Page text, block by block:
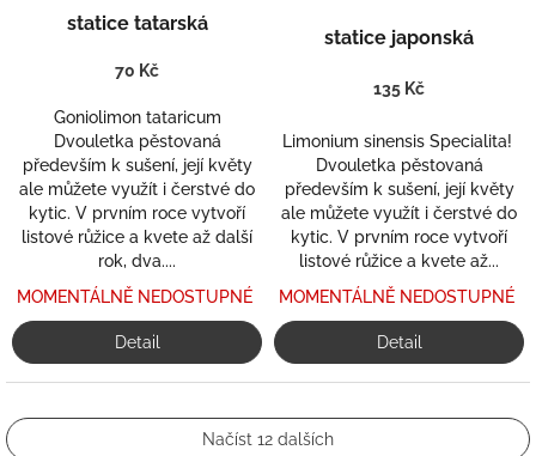
statice tatarská
70 Kč
Goniolimon tataricum
Dvouletka pěstovaná
především k sušení, její květy
ale můžete využít i čerstvé do
kytic. V prvním roce vytvoří
listové růžice a kvete až další
rok, dva....
MOMENTÁLNĚ NEDOSTUPNÉ
Detail
statice japonská
135 Kč
Limonium sinensis Specialita!
Dvouletka pěstovaná
především k sušení, její květy
ale můžete využít i čerstvé do
kytic. V prvním roce vytvoří
listové růžice a kvete až...
MOMENTÁLNĚ NEDOSTUPNÉ
Detail
Načíst 12 dalších